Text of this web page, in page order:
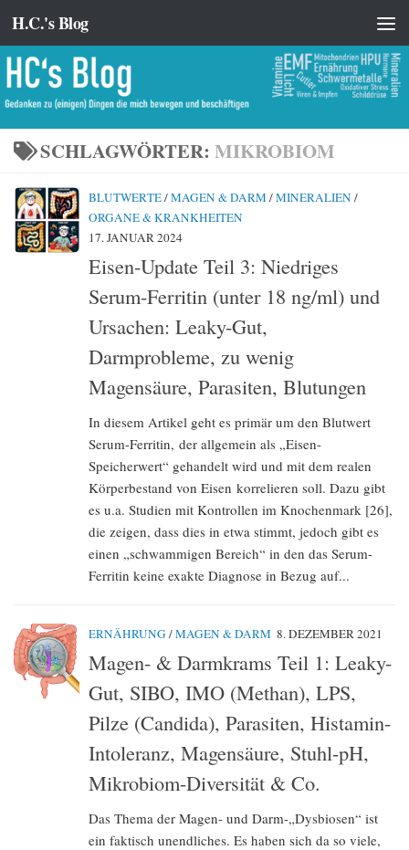
Zum Inhalt springen
H.C.'s Blog
SCHLAGWÖRTER: MIKROBIOM
BLUTWERTE/MAGEN & DARM /MINERALIEN /
ORGANE & KRANKHEITEN
17. JANUAR 2024
Eisen-Update Teil 3: Niedriges
Serum-Ferritin (unter 18 ng/ml) und
Ursachen: Leaky-Gut,
Darmprobleme, zu wenig
Magensäure, Parasiten, Blutungen
In diesem Artikel geht es primär um den Blutwert
Serum-Ferritin, der allgemein als „Eisen-
Speicherwert“ gehandelt wird und mit dem realen
Körperbestand von Eisen korrelieren soll. Dazu gibt
es u.a. Studien mit Kontrollen im Knochenmark [26],
die zeigen, dass dies in etwa stimmt, jedoch gibt es
einen „schwammigen Bereich“ in den das Serum-
Ferritin keine exakte Diagnose in Bezug auf...
ERNÄHRUNG /MAGEN & DARM 8. DEZEMBER 2021
Magen- & Darmkrams Teil 1: Leaky-
Gut, SIBO, IMO (Methan), LPS,
Pilze (Candida), Parasiten, Histamin-
Intoleranz, Magensäure, Stuhl-pH,
Mikrobiom-Diversität & Co.
Das Thema der Magen- und Darm-„Dysbiosen“ ist
ein faktisch unendliches. Es haben sich da so viele,